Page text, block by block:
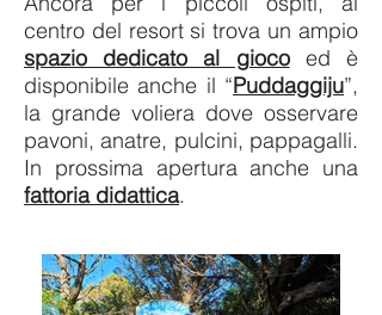
centro del resort si trova un ampio
spazio dedicato al giocoed è
disponibile anche il “Puddaggiju”,
la grande voliera dove osservare
pavoni, anatre, pulcini, pappagalli.
In prossima apertura anche una
fattoria didattica.